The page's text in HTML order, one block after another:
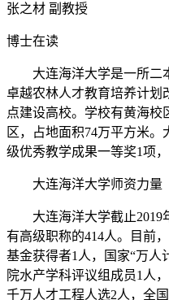
张之材 副教授
博士在读
大连海洋大学是一所二
卓越农林人才教育培养计划
点建设高校。学校有黄海校
区，占地面积74万平方米
级优秀教学成果一等奖1项
大连海洋大学师资力量
大连海洋大学截止2019
有高级职称的414人。目前
基金获得者1人，国家“万人
院水产学科评议组成员1人
千万人才工程人选2人，全国